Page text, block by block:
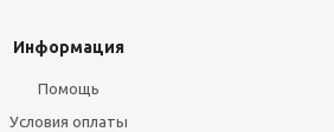
Информация
Помощь
Условия оплаты